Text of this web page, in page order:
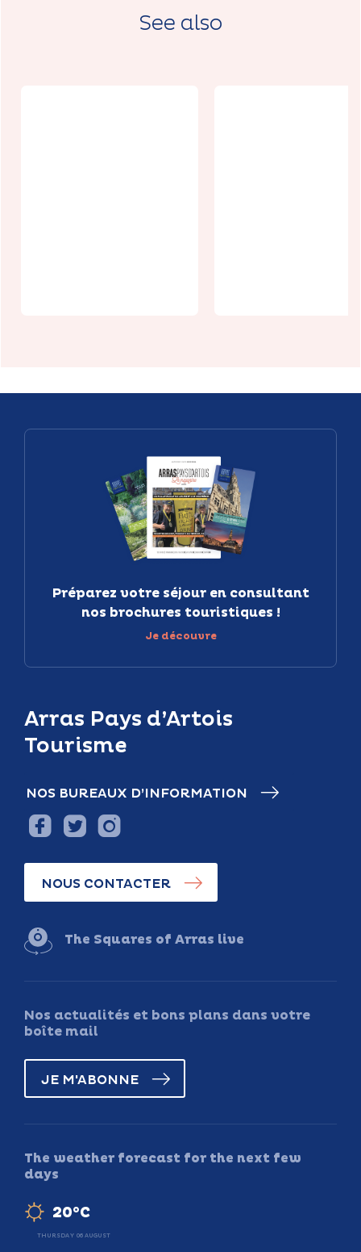
See also
Arras Pays d’Artois
Tourisme
NOS BUREAUX D’INFORMATION
NOUS CONTACTER
The Squares of Arras live
Nos actualités et bons plans dans votre
boîte mail
JE M'ABONNE
The weather forecast for the next few
days
20°C
THURSDAY 06 AUGUST
Préparez votre séjour en consultant
nos brochures touristiques !
Je découvre